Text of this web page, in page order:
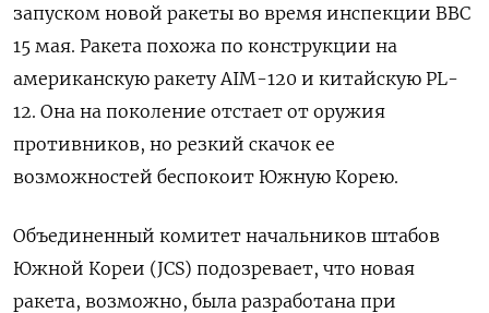
запуском новой ракеты во время инспекции ВВС
15 мая. Ракета похожа по конструкции на
американскую ракету AIM-120 и китайскую PL-
12. Она на поколение отстает от оружия
противников, но резкий скачок ее
возможностей беспокоит Южную Корею.
Объединенный комитет начальников штабов
Южной Кореи (JCS) подозревает, что новая
ракета, возможно, была разработана при